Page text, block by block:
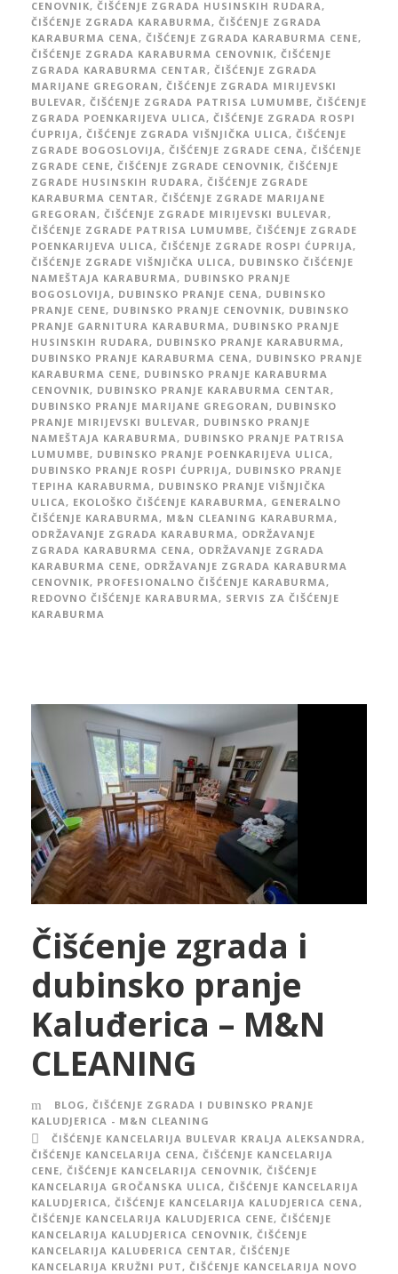
CENOVNIK, ČIŠĆENJE ZGRADA HUSINSKIH RUDARA ,
ČIŠĆENJE ZGRADA KARABURMA , ČIŠĆENJE ZGRADA
KARABURMA CENA , ČIŠĆENJE ZGRADA KARABURMA CENE,
ČIŠĆENJE ZGRADA KARABURMA CENOVNIK, ČIŠĆENJE
ZGRADA KARABURMA CENTAR , ČIŠĆENJE ZGRADA
MARIJANE GREGORAN , ČIŠĆENJE ZGRADA MIRIJEVSKI
BULEVAR , ČIŠĆENJE ZGRADA PATRISA LUMUMBE, ČIŠĆENJE
ZGRADA POENKARIJEVA ULICA , ČIŠĆENJE ZGRADA ROSPI
ĆUPRIJA , ČIŠĆENJE ZGRADA VIŠNJIČKA ULICA , ČIŠĆENJE
ZGRADE BOGOSLOVIJA , ČIŠĆENJE ZGRADE CENA , ČIŠĆENJE
ZGRADE CENE, ČIŠĆENJE ZGRADE CENOVNIK, ČIŠĆENJE
ZGRADE HUSINSKIH RUDARA , ČIŠĆENJE ZGRADE
KARABURMA CENTAR , ČIŠĆENJE ZGRADE MARIJANE
GREGORAN , ČIŠĆENJE ZGRADE MIRIJEVSKI BULEVAR ,
ČIŠĆENJE ZGRADE PATRISA LUMUMBE, ČIŠĆENJE ZGRADE
POENKARIJEVA ULICA , ČIŠĆENJE ZGRADE ROSPI ĆUPRIJA ,
ČIŠĆENJE ZGRADE VIŠNJIČKA ULICA , DUBINSKO ČIŠĆENJE
NAMEŠTAJA KARABURMA , DUBINSKO PRANJE
BOGOSLOVIJA , DUBINSKO PRANJE CENA , DUBINSKO
PRANJE CENE, DUBINSKO PRANJE CENOVNIK, DUBINSKO
PRANJE GARNITURA KARABURMA , DUBINSKO PRANJE
HUSINSKIH RUDARA , DUBINSKO PRANJE KARABURMA ,
DUBINSKO PRANJE KARABURMA CENA , DUBINSKO PRANJE
KARABURMA CENE, DUBINSKO PRANJE KARABURMA
CENOVNIK, DUBINSKO PRANJE KARABURMA CENTAR ,
DUBINSKO PRANJE MARIJANE GREGORAN , DUBINSKO
PRANJE MIRIJEVSKI BULEVAR , DUBINSKO PRANJE
NAMEŠTAJA KARABURMA , DUBINSKO PRANJE PATRISA
LUMUMBE, DUBINSKO PRANJE POENKARIJEVA ULICA ,
DUBINSKO PRANJE ROSPI ĆUPRIJA , DUBINSKO PRANJE
TEPIHA KARABURMA , DUBINSKO PRANJE VIŠNJIČKA
ULICA , EKOLOŠKO ČIŠĆENJE KARABURMA , GENERALNO
ČIŠĆENJE KARABURMA , M&N CLEANING KARABURMA ,
ODRŽAVANJE ZGRADA KARABURMA , ODRŽAVANJE
ZGRADA KARABURMA CENA , ODRŽAVANJE ZGRADA
KARABURMA CENE, ODRŽAVANJE ZGRADA KARABURMA
CENOVNIK, PROFESIONALNO ČIŠĆENJE KARABURMA ,
REDOVNO ČIŠĆENJE KARABURMA , SERVIS ZA ČIŠĆENJE
KARABURMA
Čišćenje zgrada i
dubinsko pranje
Kaluđerica – M&N
CLEANING
BLOG , ČIŠĆENJE ZGRADA I DUBINSKO PRANJE
KALUDJERICA - M&N CLEANING
ČIŠĆENJE KANCELARIJA BULEVAR KRALJA ALEKSANDRA ,
ČIŠĆENJE KANCELARIJA CENA , ČIŠĆENJE KANCELARIJA
CENE, ČIŠĆENJE KANCELARIJA CENOVNIK, ČIŠĆENJE
KANCELARIJA GROČANSKA ULICA , ČIŠĆENJE KANCELARIJA
KALUDJERICA , ČIŠĆENJE KANCELARIJA KALUDJERICA CENA ,
ČIŠĆENJE KANCELARIJA KALUDJERICA CENE, ČIŠĆENJE
KANCELARIJA KALUDJERICA CENOVNIK, ČIŠĆENJE
KANCELARIJA KALUĐERICA CENTAR , ČIŠĆENJE
KANCELARIJA KRUŽNI PUT , ČIŠĆENJE KANCELARIJA NOVO